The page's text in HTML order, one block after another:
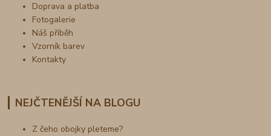
Doprava a platba
Fotogalerie
Náš příběh
Vzorník barev
Kontakty
NEJČTENĚJŠÍ NA BLOGU
Z čeho obojky pleteme?